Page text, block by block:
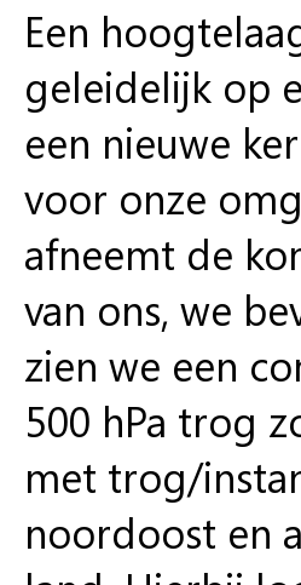
Een
geleidelijk op
een nieuwe
voor onze
afneemt de
van ons, we
zien we een
500 hPa trog
met trog/
noordoost en